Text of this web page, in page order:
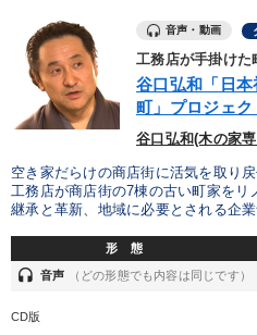
音声・動画
工務店が手掛けた
谷口弘和「日
町」プロジェ
谷口弘和(木の家
空き家だらけの商店街に活気を取り
工務店が商店街の7棟の古い町家を
継承と革新、地域に必要とされる企
形 態
headset 音声 （どの形態でも内容は同じです）
CD版